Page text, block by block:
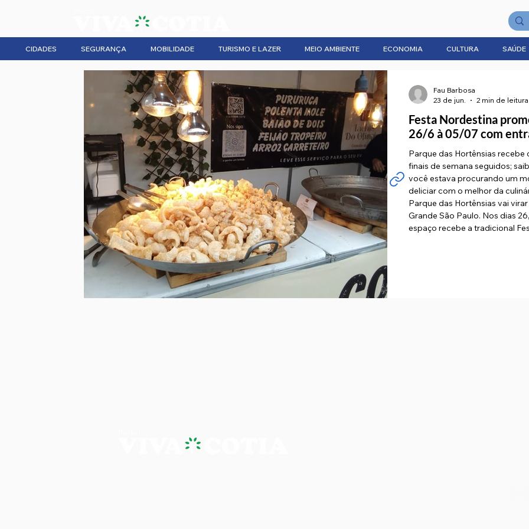
CIDADES SEGURANÇA MOBILIDADE TURISMO E LAZER MEIO AMBIENTE ECONOMIA CULTURA SAÚDE
Festa Nordestina
26/6 à 05/07 com
Parque das Hortênsias
finais de semana seguidos;
você estava procurando um
deliciar com o melhor da
Parque das Hortênsias vai
Grande São Paulo. Nos dias
espaço recebe a tradicional
Fau Barbosa
23 de jun.
2 min de leitura